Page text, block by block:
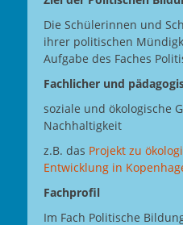
Die Schülerinnen und
ihrer politischen
Aufgabe des Faches
Fachlicher und
soziale und ökologische
Nachhaltigkeit
z.B. das Projekt zu
Entwicklung in
Fachprofil
Im Fach Politische